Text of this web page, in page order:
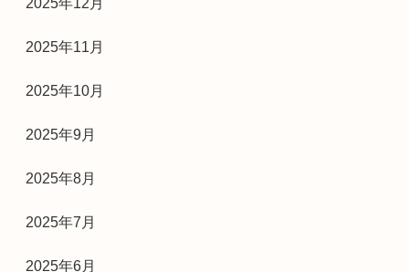
2025年12月
2025年11月
2025年10月
2025年9月
2025年8月
2025年7月
2025年6月